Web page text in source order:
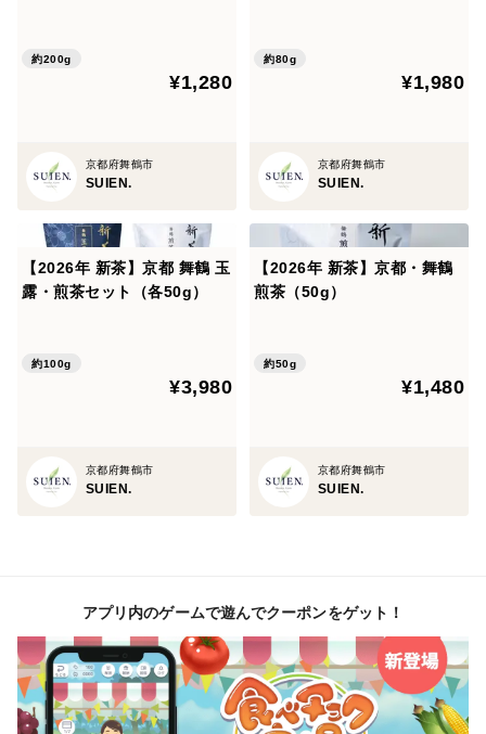
約200g
¥1,280
京都府舞鶴市
SUIEN.
約80g
¥1,980
京都府舞鶴市
SUIEN.
【2026年 新茶】京都 舞鶴 玉
露・煎茶セット（各50g）
約100g
¥3,980
京都府舞鶴市
SUIEN.
【2026年 新茶】京都・舞鶴
煎茶（50g）
約50g
¥1,480
京都府舞鶴市
SUIEN.
アプリ内のゲームで遊んでクーポンをゲット！